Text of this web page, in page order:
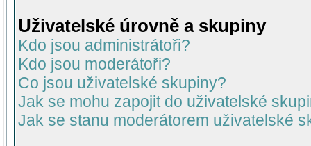
Uživatelské úrovně a skupiny
Kdo jsou administrátoři?
Kdo jsou moderátoři?
Co jsou uživatelské skupiny?
Jak se mohu zapojit do uživatelské
Jak se stanu moderátorem uživatelské